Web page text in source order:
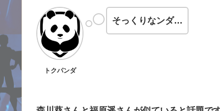
トクパンダ
そっくりなンダ…